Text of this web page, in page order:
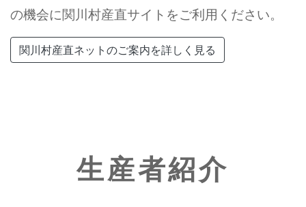
の機会に関川村産直サイトをご利用ください。
関川村産直ネットのご案内を詳しく見る
生産者紹介